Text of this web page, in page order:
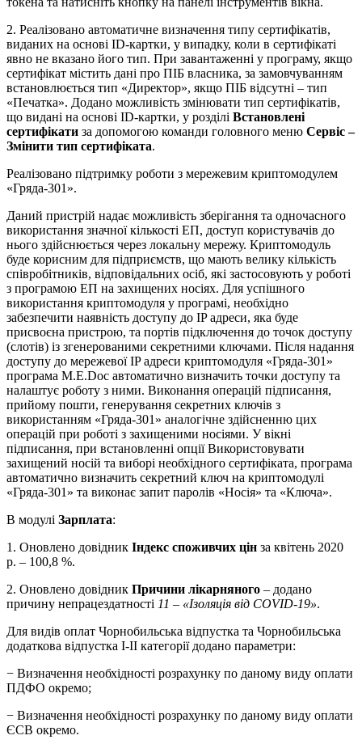
2. Реалізовано автоматичне визначення типу сертифікатів,
виданих на основі ID-картки, у випадку, коли в сертифікаті
явно не вказано його тип. При завантаженні у програму, якщо
сертифікат містить дані про ПІБ власника, за замовчуванням
встановлюється тип «Директор», якщо ПІБ відсутні – тип
«Печатка». Додано можливість змінювати тип сертифікатів,
що видані на основі ID-картки, у розділі Встановлені
сертифікати за допомогою команди головного меню Сервіс –
Змінити тип сертифіката.
Реалізовано підтримку роботи з мережевим криптомодулем
«Гряда-301».
Даний пристрій надає можливість зберігання та одночасного
використання значної кількості ЕП, доступ користувачів до
нього здійснюється через локальну мережу. Криптомодуль
буде корисним для підприємств, що мають велику кількість
співробітників, відповідальних осіб, які застосовують у роботі
з програмою ЕП на захищених носіях. Для успішного
використання криптомодуля у програмі, необхідно
забезпечити наявність доступу до IP адреси, яка буде
присвоєна пристрою, та портів підключення до точок доступу
(слотів) із згенерованими секретними ключами. Після надання
доступу до мережевої IP адреси криптомодуля «Гряда-301»
програма M.E.Doc автоматично визначить точки доступу та
налаштує роботу з ними. Виконання операцій підписання,
прийому пошти, генерування секретних ключів з
використанням «Гряда-301» аналогічне здійсненню цих
операцій при роботі з захищеними носіями. У вікні
підписання, при встановленні опції Використовувати
захищений носій та виборі необхідного сертифіката, програма
автоматично визначить секретний ключ на криптомодулі
«Гряда-301» та виконає запит паролів «Носія» та «Ключа».
В модулі Зарплата:
1. Оновлено довідник Індекс споживчих цін за квітень 2020
р. – 100,8 %.
2. Оновлено довідник Причини лікарняного – додано
причину непрацездатності 11 – «Ізоляція від COVID-19».
Для видів оплат Чорнобильська відпустка та Чорнобильська
додаткова відпустка I-II категорії додано параметри:
− Визначення необхідності розрахунку по даному виду оплати
ПДФО окремо;
− Визначення необхідності розрахунку по даному виду оплати
ЄСВ окремо.